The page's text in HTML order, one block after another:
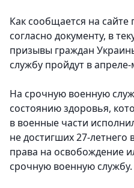
Как сообщается на сайте
согласно документу, в
призывы граждан
службу пройдут в
На срочную военную
состоянию здоровья,
в военные части
не достигших 27-
права на освобождение
срочную военную службу.